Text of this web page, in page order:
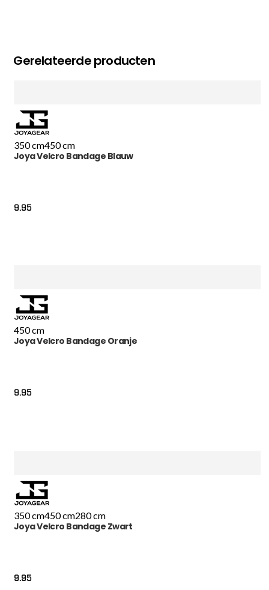
Gerelateerde producten
350 cm450 cm
Joya Velcro Bandage Blauw
9.95
450 cm
Joya Velcro Bandage Oranje
9.95
350 cm450 cm280 cm
Joya Velcro Bandage Zwart
9.95